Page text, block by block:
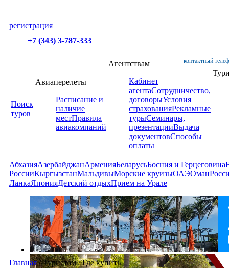
регистрация
+7 (343) 3-787-333
контактный
Поиск
туров
Авиаперелеты
Расписание и
наличие
местПравила
авиакомпаний
Агентствам
Кабинет
агентаСотрудничество,
договорыУсловия
страхованияРекламные
турыСеминары,
презентацииВыдача
документовСпособы
оплаты
АбхазияАзербайджанАрменияБеларусьБосния и Герцеговина
РоссииКыргызстанМальдивыМорские круизыОАЭОман
ЛанкаЯпонияДетский отдыхПрием на Урале
Главная /Туристам/Где купить